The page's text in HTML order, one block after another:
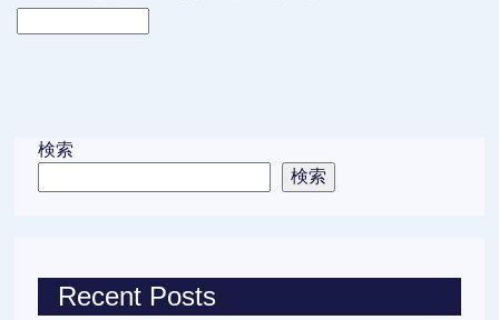
検索
検索
Recent Posts